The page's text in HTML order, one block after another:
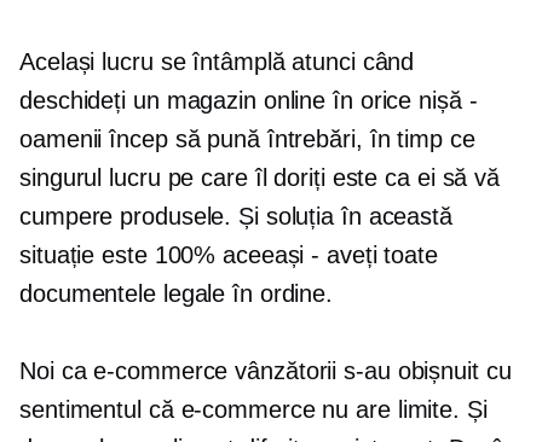
Același lucru se întâmplă atunci când
deschideți un magazin online în orice nișă -
oamenii încep să pună întrebări, în timp ce
singurul lucru pe care îl doriți este ca ei să vă
cumpere produsele. Și soluția în această
situație este 100% aceeași - aveți toate
documentele legale în ordine.
Noi cae-commerce vânzătorii s-au obișnuit cu
sentimentul că e-commercenu are limite. Și